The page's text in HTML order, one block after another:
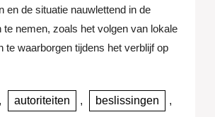
en de situatie nauwlettend in de
nemen, zoals het volgen van lokale
te waarborgen tijdens het verblijf op
, autoriteiten , beslissingen ,